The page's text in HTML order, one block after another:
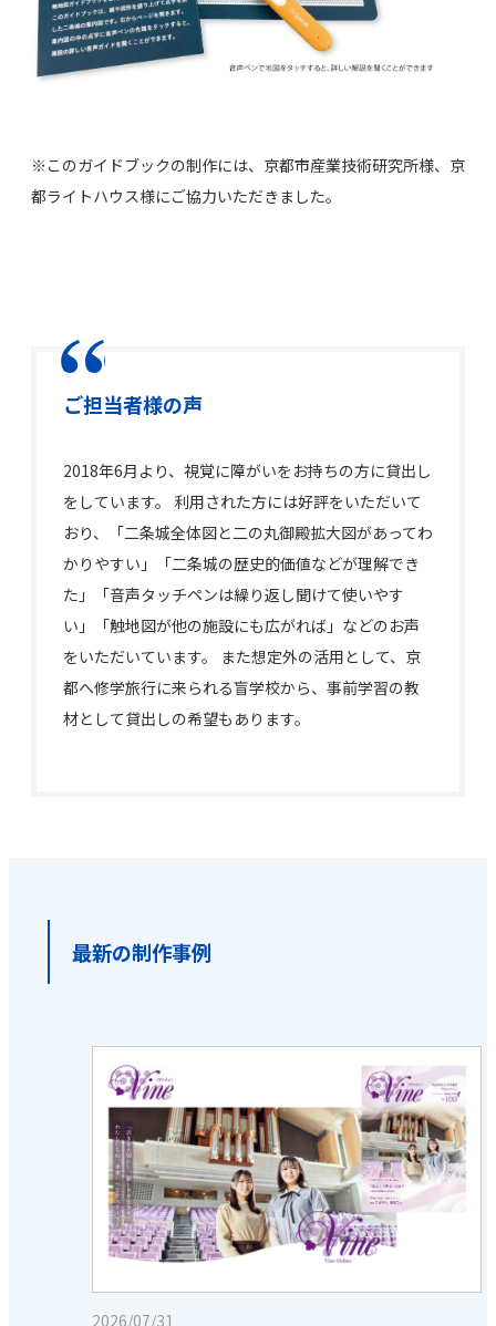
※このガイドブックの制作には、京都市産業技術研究所様、京
都ライトハウス様にご協力いただきました。
ご担当者様の声
2018年6月より、視覚に障がいをお持ちの方に貸出し
をしています。 利用された方には好評をいただいて
おり、「二条城全体図と二の丸御殿拡大図があってわ
かりやすい」「二条城の歴史的価値などが理解でき
た」「音声タッチペンは繰り返し聞けて使いやす
い」「触地図が他の施設にも広がれば」などのお声
をいただいています。 また想定外の活用として、京
都へ修学旅行に来られる盲学校から、事前学習の教
材として貸出しの希望もあります。
最新の制作事例
2026/07/31